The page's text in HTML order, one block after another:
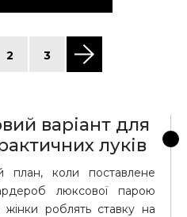
2 3
варіант для
луків
план, коли поставлене
люксової парою
жінки роблять ставку на